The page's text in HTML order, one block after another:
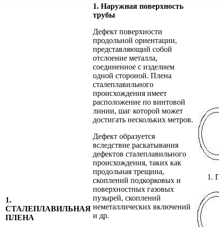
1.
СТАЛЕПЛАВИЛЬНАЯ
ПЛЕНА
1. Наружная поверхность
трубы
Дефект поверхности
продольной ориентации,
представляющий собой
отслоение металла,
соединенное с изделием
одной стороной. Плена
сталеплавильного
происхождения имеет
расположение по винтовой
линии, шаг которой может
достигать нескольких метров.
Дефект образуется
вследствие раскатывания
дефектов сталеплавильного
происхождения, таких как
продольная трещина,
скоплений подкорковых и
поверхностных газовых
пузырей, скоплений
неметаллических включений
и др.